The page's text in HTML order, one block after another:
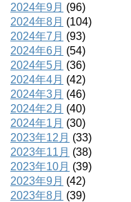
2024年9月 (96)
2024年8月 (104)
2024年7月 (93)
2024年6月 (54)
2024年5月 (36)
2024年4月 (42)
2024年3月 (46)
2024年2月 (40)
2024年1月 (30)
2023年12月 (33)
2023年11月 (38)
2023年10月 (39)
2023年9月 (42)
2023年8月 (39)